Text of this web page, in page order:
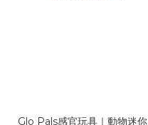
Glo Pals感官玩具｜動物迷你